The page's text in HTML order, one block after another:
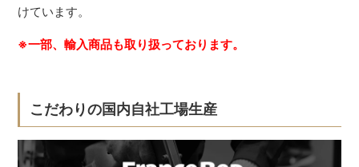
けています。
※一部、輸入商品も取り扱っております。
こだわりの国内自社工場生産